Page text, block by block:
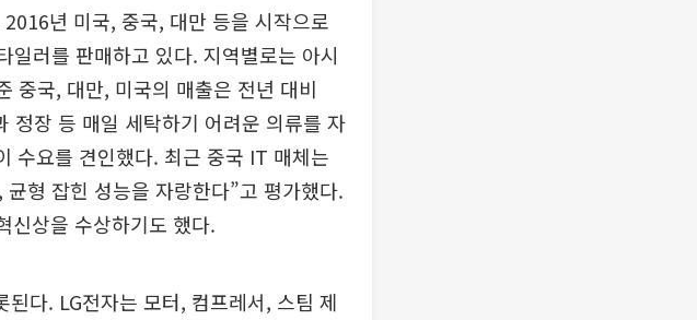
년 미국, 중국, 대만 등을 시작으로
일러를 판매하고 있다. 지역별로는 아시
중국, 대만, 미국의 매출은 전년 대비
정장 등 매일 세탁하기 어려운 의류를 자
수요를 견인했다. 최근 중국 IT 매체는
형 잡힌 성능을 자랑한다”고 평가했다.
신상을 수상하기도 했다.
다. LG전자는 모터, 컴프레서, 스팀 제